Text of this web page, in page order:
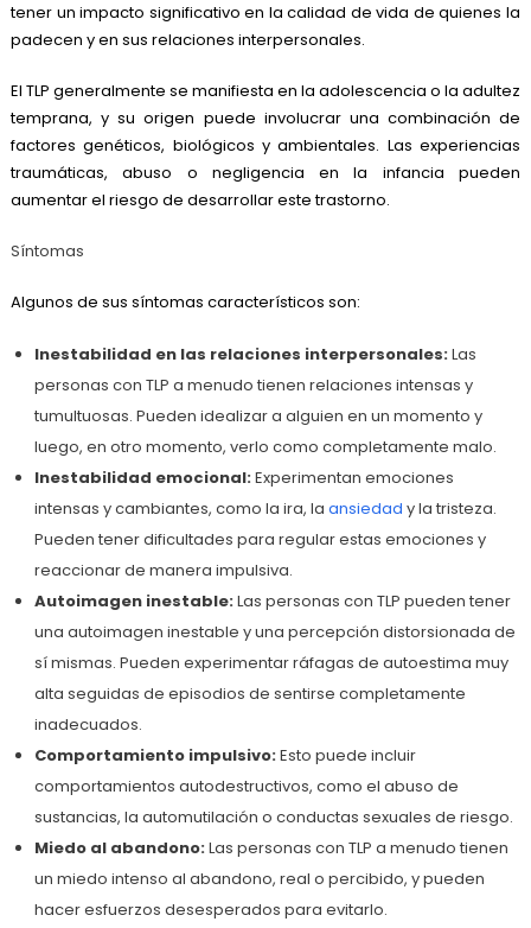
tener un impacto significativo en la calidad de vida de quienes la
padecen y en sus relaciones interpersonales.
El TLP generalmente se manifiesta en la adolescencia o la adultez
temprana, y su origen puede involucrar una combinación de
factores genéticos, biológicos y ambientales. Las experiencias
traumáticas, abuso o negligencia en la infancia pueden
aumentar el riesgo de desarrollar este trastorno.
Síntomas
Algunos de sus síntomas característicos son:
Inestabilidad en las relaciones interpersonales:Las
personas con TLP a menudo tienen relaciones intensas y
tumultuosas. Pueden idealizar a alguien en un momento y
luego, en otro momento, verlo como completamente malo.
Inestabilidad emocional:Experimentan emociones
intensas y cambiantes, como la ira, la ansiedad y la tristeza.
Pueden tener dificultades para regular estas emociones y
reaccionar de manera impulsiva.
Autoimagen inestable:Las personas con TLP pueden tener
una autoimagen inestable y una percepción distorsionada de
sí mismas. Pueden experimentar ráfagas de autoestima muy
alta seguidas de episodios de sentirse completamente
inadecuados.
Comportamiento impulsivo:Esto puede incluir
comportamientos autodestructivos, como el abuso de
sustancias, la automutilación o conductas sexuales de riesgo.
Miedo al abandono:Las personas con TLP a menudo tienen
un miedo intenso al abandono, real o percibido, y pueden
hacer esfuerzos desesperados para evitarlo.